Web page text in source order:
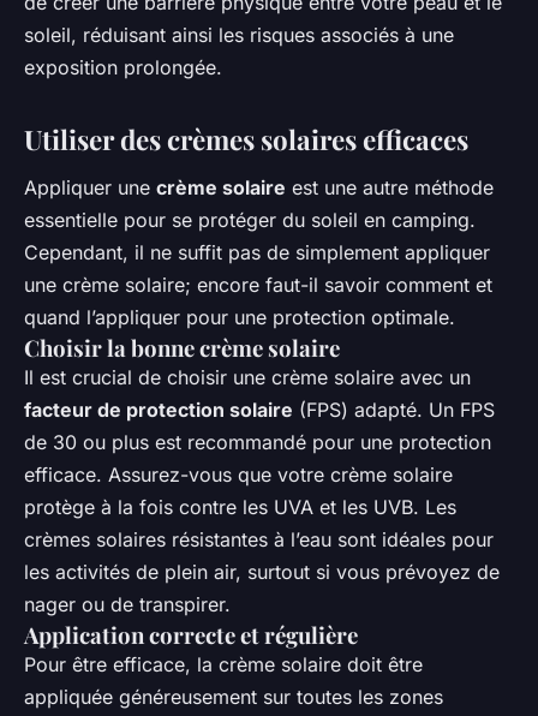
soleil, réduisant ainsi les risques associés à une
exposition prolongée.
Utiliser des crèmes solaires efficaces
Appliquer une crème solaire est une autre méthode
essentielle pour se protéger du soleil en camping.
Cependant, il ne suffit pas de simplement appliquer
une crème solaire; encore faut-il savoir comment et
quand l’appliquer pour une protection optimale.
Choisir la bonne crème solaire
Il est crucial de choisir une crème solaire avec un
facteur de protection solaire (FPS) adapté. Un FPS
de 30 ou plus est recommandé pour une protection
efficace. Assurez-vous que votre crème solaire
protège à la fois contre les UVA et les UVB. Les
crèmes solaires résistantes à l’eau sont idéales pour
les activités de plein air, surtout si vous prévoyez de
nager ou de transpirer.
Application correcte et régulière
Pour être efficace, la crème solaire doit être
appliquée généreusement sur toutes les zones